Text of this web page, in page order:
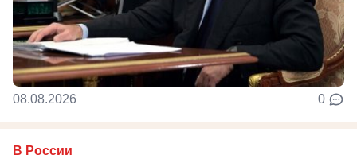
08.08.2026 0
В России